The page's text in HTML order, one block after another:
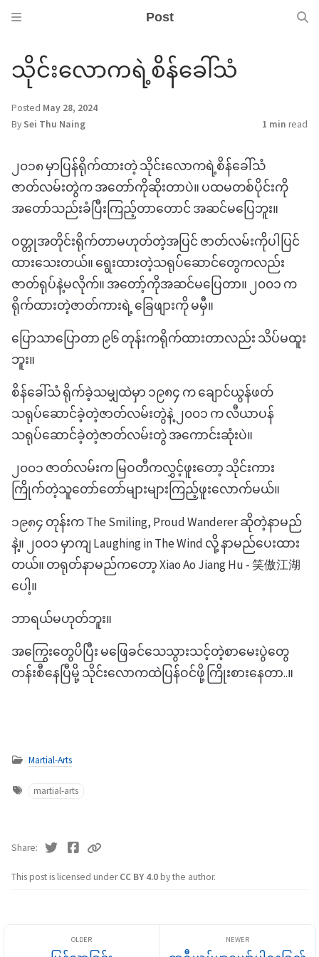
Post
သိုင်းလောကရဲ့စိန်ခေါ်သံ
Posted May 28, 2024
By Sei Thu Naing 1 min read
၂၀၁၈ မှာပြန်ရိုက်ထားတဲ့ သိုင်းလောကရဲ့စိန်ခေါ်သံ
ဇာတ်လမ်းတွဲက အတော်ကိုဆိုးတာပဲ။ ပထမတစ်ပိုင်းကို
အတော်သည်းခံပြီးကြည့်တာတောင် အဆင်မပြေဘူး။
ဝတ္တုအတိုင်းရိုက်တာမဟုတ်တဲ့အပြင် ဇာတ်လမ်းကိုပါပြင်
ထားသေးတယ်။ ရွေးထားတဲ့သရုပ်ဆောင်တွေကလည်း
ဇာတ်ရုပ်နဲ့မလိုက်။ အတော့်ကိုအဆင်မပြေတာ။ ၂၀၀၁ က
ရိုက်ထားတဲ့ဇာတ်ကားရဲ့ ခြေဖျားကို မမှီ။
ပြောသာပြောတာ ၉၆ တုန်းကရိုက်ထားတာလည်း သိပ်မထူး
ဘူး။
စိန်ခေါ်သံ ရိုက်ခဲ့သမျှထဲမှာ ၁၉၈၄ က ချောင်ယွန်ဖတ်
သရုပ်ဆောင်ခဲ့တဲ့ဇာတ်လမ်းတွဲနဲ့ ၂၀၀၁ က လီယာပန်
သရုပ်ဆောင်ခဲ့တဲ့ဇာတ်လမ်းတွဲ အကောင်းဆုံးပဲ။
၂၀၀၁ ဇာတ်လမ်းက မြဝတီကလွှင့်ဖူးတော့ သိုင်းကား
ကြိုက်တဲ့သူတော်တော်များများကြည့်ဖူးလောက်မယ်။
၁၉၈၄ တုန်းက The Smiling, Proud Wanderer ဆိုတဲ့နာမည်
နဲ့။ ၂၀၀၁ မှာကျ Laughing in The Wind လို့ နာမည်ပေးထား
တယ်။ တရုတ်နာမည်ကတော့ Xiao Ao Jiang Hu - 笑傲江湖
ပေါ့။
ဘာရယ်မဟုတ်ဘူး။
အကြွေးတွေပိပြီး မဖြေခင်သေသွားသင့်တဲ့စာမေးပွဲတွေ
တန်းစီနေပြီမို့ သိုင်းလောကထဲပြန်ဝင်ဖို့ကြိုးစားနေတာ..။
Martial-Arts
martial-arts
This post is licensed underCC BY 4.0by the author.
Share